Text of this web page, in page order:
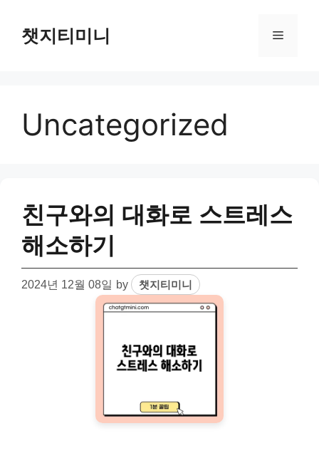
content챗지티미니 Menu
Uncategorized
친구와의 대화로 스트레스
해소하기
2024년 12월 08일 by 챗지티미니